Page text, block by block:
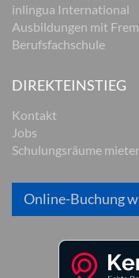
inlingua International
Ausbildungen mit
Berufsfachschule
DIREKTEINSTIEG
Kontakt
Jobs
Schulungsräume
Online-Buchung